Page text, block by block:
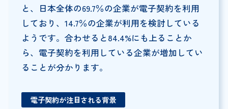
と、日本全体の69.7％の企業が電子契約を利用
しており、14.7％の企業が利用を検討している
ようです。合わせると84.4%にも上ることか
ら、電子契約を利用している企業が増加してい
ることが分かります。
電子契約が注目される背景